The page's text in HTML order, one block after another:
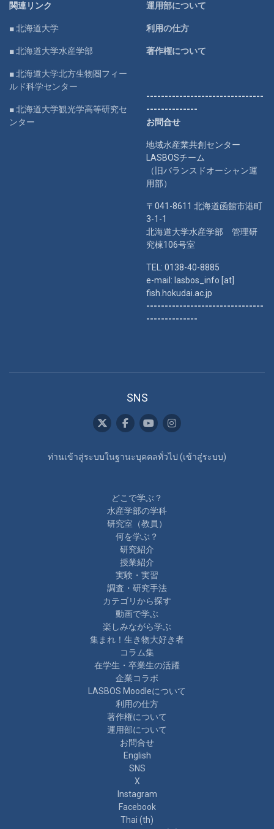
関連リンク
■ 北海道大学
■ 北海道大学水産学部
■ 北海道大学北方生物圏フィー
ルド科学センター
■ 北海道大学観光学高等研究セ
ンター
運用部について
利用の仕方
著作権について
--------------------------------
--------------
お問合せ
地域水産業共創センター
LASBOSチーム
（旧バランスドオーシャン運
用部）
〒041-8611 北海道函館市港町
3-1-1
北海道大学水産学部 管理研
究棟106号室
TEL: 0138-40-8885
e-mail: lasbos_info [at]
fish.hokudai.ac.jp
--------------------------------
--------------
SNS
ท่านเข้าสู่ระบบในฐานะบุคคลทั่วไป (เข้าสู่ระบบ)
どこで学ぶ？
水産学部の学科
研究室（教員）
何を学ぶ？
研究紹介
授業紹介
実験・実習
調査・研究手法
カテゴリから探す
動画で学ぶ
楽しみながら学ぶ
集まれ！生き物大好き者
コラム集
在学生・卒業生の活躍
企業コラボ
LASBOS Moodleについて
利用の仕方
著作権について
運用部について
お問合せ
English
SNS
X
Instagram
Facebook
Thai ‎(th)‎